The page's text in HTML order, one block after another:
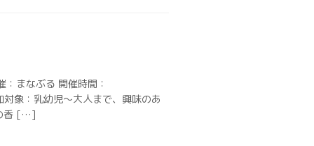
まなぶる 開催時間：
：乳幼児〜大人まで、興味のあ
香 […]